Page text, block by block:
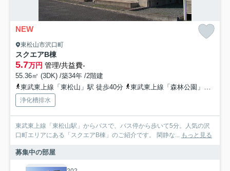
NEW
東松山市沢口町
スクエアB棟
5.7万円 管理/共益費-
55.36㎡ (3DK) /築34年 /2階建
東武東上線「東松山」駅 徒歩40分
東武東上線「森林公園」駅 徒歩54分
浄化槽排水
東武東上線「東松山駅」からバスで、バス停から歩いて5分。人気の沢
口町エリアにある「スクエアB棟」のご紹介です。 閑静な...
もっと見る
募集中の部屋